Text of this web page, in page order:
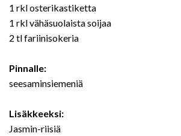
1 rkl osterikastiketta
1 rkl vähäsuolaista soijaa
2 tl fariinisokeria
Pinnalle:
seesaminsiemeniä
Lisäkkeeksi:
Jasmin-riisiä